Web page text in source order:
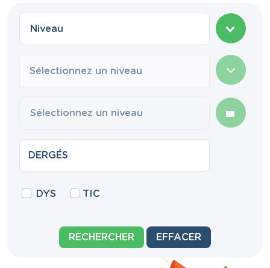
Sélectionnez un niveau
DYS TIC
RECHERCHER EFFACER